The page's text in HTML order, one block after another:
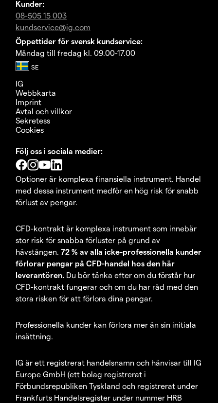
Kunder:
08-505 15 003
kundservice@ig.com
Öppettider för svensk kundservice:
Måndag till fredag kl. 09.00-17.00
IG
Webbkarta
Imprint
Avtal och villkor
Sekretess
Cookies
Följ oss i sociala medier:
Optioner är komplexa finansiella instrument. Handel
med dessa instrument medför en hög risk för snabb
förlust av pengar.
CFD-kontrakt är komplexa instrument som innebär
stor risk för snabba förluster på grund av
hävstången. 72 % av alla icke-professionella kunder
förlorar pengar på CFD-handel hos den här
leverantören. Du bör tänka efter om du förstår hur
CFD-kontrakt fungerar och om du har råd med den
stora risken för att förlora dina pengar.
Professionella kunder kan förlora mer än sin initiala
insättning.
IG är ett registrerat handelsnamn och hänvisar till IG
Europe GmbH (ett bolag registrerat i
Förbundsrepubliken Tyskland och registrerat under
Frankfurts Handelsregister under nummer HRB